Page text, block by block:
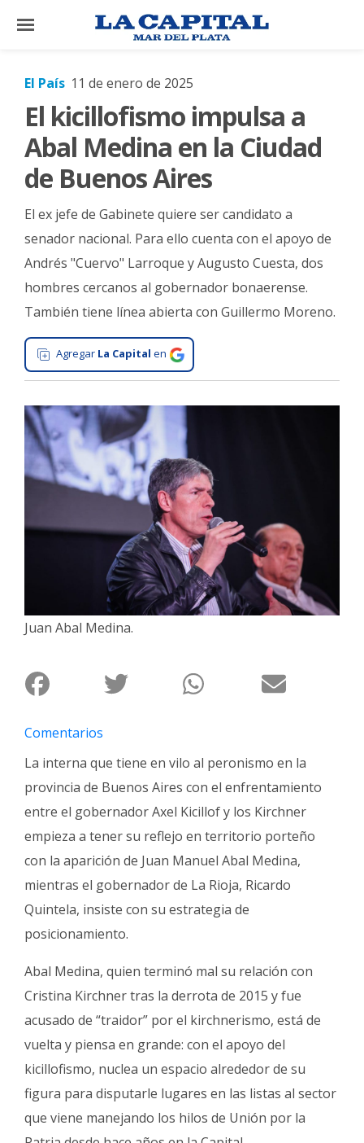
×
El
País
El
Mundo
La
Zona
Cultura
Tecnología
Salud
General
La
Ciudad
Deportes
y
Familia
Fúnebres
El País 11 de enero de 2025
El kicillofismo impulsa a
Abal Medina en la Ciudad
de Buenos Aires
El ex jefe de Gabinete quiere ser candidato a
senador nacional. Para ello cuenta con el apoyo de
Andrés "Cuervo" Larroque y Augusto Cuesta, dos
hombres cercanos al gobernador bonaerense.
También tiene línea abierta con Guillermo Moreno.
Agregar La Capital en
Juan Abal Medina.
Comentarios
La interna que tiene en vilo al peronismo en la
provincia de Buenos Aires con el enfrentamiento
entre el gobernador Axel Kicillof y los Kirchner
empieza a tener su reflejo en territorio porteño
con la aparición de Juan Manuel Abal Medina,
mientras el gobernador de La Rioja, Ricardo
Quintela, insiste con su estrategia de
posicionamiento.
Abal Medina, quien terminó mal su relación con
Cristina Kirchner tras la derrota de 2015 y fue
acusado de “traidor” por el kirchnerismo, está de
vuelta y piensa en grande: con el apoyo del
kicillofismo, nuclea un espacio alrededor de su
figura para disputarle lugares en las listas al sector
que viene manejando los hilos de Unión por la